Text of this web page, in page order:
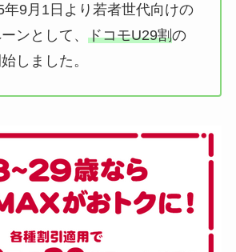
年9月1日より若者世代向けの
ンとして、 ドコモU29割の
しました。